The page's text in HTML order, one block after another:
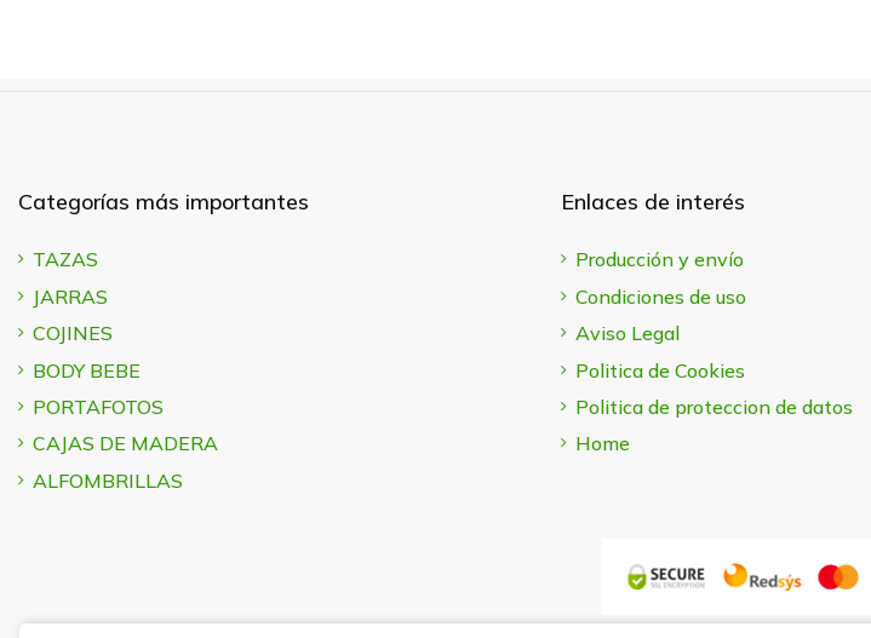
Categorías más importantes
TAZAS
JARRAS
COJINES
BODY BEBE
PORTAFOTOS
CAJAS DE MADERA
ALFOMBRILLAS
Enlaces de interés
Producción y envío
Condiciones de uso
Aviso Legal
Politica de Cookies
Politica de proteccion de datos
Home